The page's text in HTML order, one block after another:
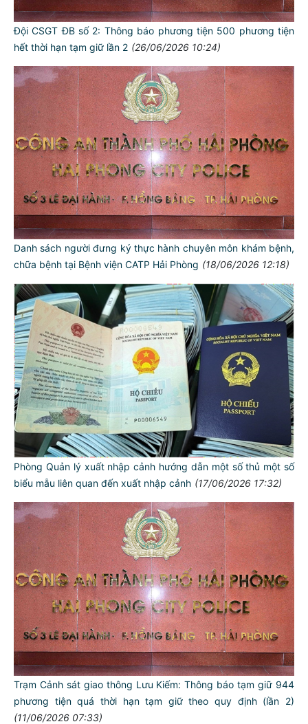
Đội CSGT ĐB số 2: Thông báo phương tiện 500 phương tiện
hết thời hạn tạm giữ lần 2 (26/06/2026 10:24)
Danh sách người đưng ký thực hành chuyên môn khám bệnh,
chữa bệnh tại Bệnh viện CATP Hải Phòng (18/06/2026 12:18)
Phòng Quản lý xuất nhập cảnh hướng dẫn một số thủ một số
biểu mẫu liên quan đến xuất nhập cảnh (17/06/2026 17:32)
Trạm Cảnh sát giao thông Lưu Kiếm: Thông báo tạm giữ 944
phương tiện quá thời hạn tạm giữ theo quy định (lần 2)
(11/06/2026 07:33)